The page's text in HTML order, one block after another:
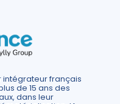
intégrateur français
de 15 ans des
dans leur